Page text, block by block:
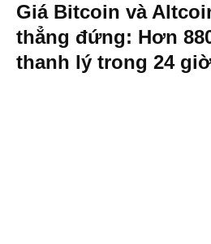
Giá Bitcoin và
thẳng đứng: Hơn
thanh lý trong 24 giờ